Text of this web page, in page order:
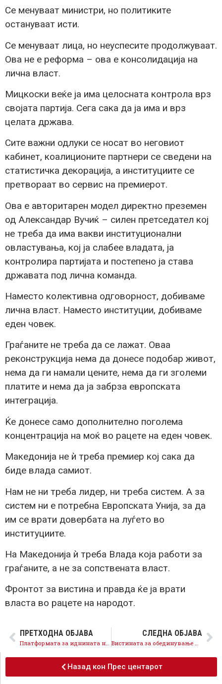
Се менуваат министри, но политиките
остануваат исти.
Се менуваат лица, но неуспесите продолжуваат.
Ова не е реформа – ова е консолидација на
лична власт.
Мицкоски веќе ја има целосната контрола врз
својата партија. Сега сака да ја има и врз
целата држава.
Сите важни одлуки се носат во неговиот
кабинет, коалиционите партнери се сведени на
статистичка декорација, а институциите се
претвораат во сервис на премиерот.
Ова е авторитарен модел директно преземен
од Александар Вучиќ – силен претседател кој
не треба да има вакви институционални
овластувања, кој ја слабее владата, ја
контролира партијата и постепено ја става
државата под лична команда.
Наместо колективна одговорност, добиваме
лична власт. Наместо институции, добиваме
еден човек.
Граѓаните не треба да се лажат. Оваа
реконструкција нема да донесе подобар живот,
нема да ги намали цените, нема да ги зголеми
платите и нема да ја забрза европската
интеграција.
Ќе донесе само дополнително поголема
концентрација на моќ во рацете на еден човек.
Македонија не ѝ треба премиер кој сака да
биде влада самиот.
Нам не ни треба лидер, ни треба систем. А за
систем ни е потребна Европската Унија, за да
им се врати довербата на луѓето во
институциите.
На Македонија ѝ треба Влада која работи за
граѓаните, а не за сопствената власт.
Фронтот за вистина и правда ќе ја врати
власта во рацете на народот.
ПРЕТХОДНА ОБЈАВА СЛЕДНА ОБЈАВА
Назад кон Прес центарот